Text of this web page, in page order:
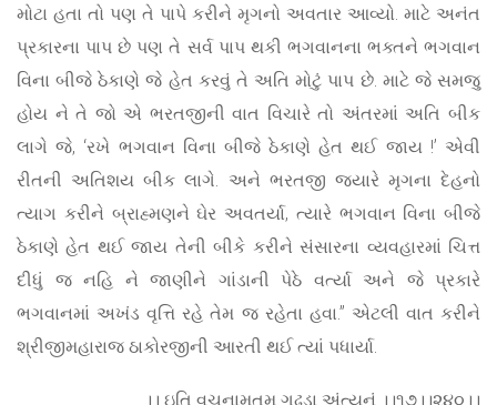
મોટા હતા તો પણ તે પાપે કરીને મૃગનો અવતાર આવ્યો. માટે અનંત
પ્રકારના પાપ છે પણ તે સર્વ પાપ થકી ભગવાનના ભક્તને ભગવાન
વિના બીજે ઠેકાણે જે હેત કરવું તે અતિ મોટું પાપ છે. માટે જે સમજુ
હોય ને તે જો એ ભરતજીની વાત વિચારે તો અંતરમાં અતિ બીક
લાગે જે, ‘રખે ભગવાન વિના બીજે ઠેકાણે હેત થઈ જાય !’ એવી
રીતની અતિશય બીક લાગે. અને ભરતજી જ્યારે મૃગના દેહનો
ત્યાગ કરીને બ્રાહ્મણને ઘેર અવતર્યા, ત્યારે ભગવાન વિના બીજે
ઠેકાણે હેત થઈ જાય તેની બીકે કરીને સંસારના વ્યવહારમાં ચિત્ત
દીધું જ નહિ ને જાણીને ગાંડાની પેઠે વર્ત્યા અને જે પ્રકારે
ભગવાનમાં અખંડ વૃત્તિ રહે તેમ જ રહેતા હવા.” એટલી વાત કરીને
શ્રીજીમહારાજ ઠાકોરજીની આરતી થઈ ત્યાં પધાર્યા.
।। ઇતિ વચનામૃતમ્ ગઢડા અંત્યનું ।।૧૭।।૨૪૦।।